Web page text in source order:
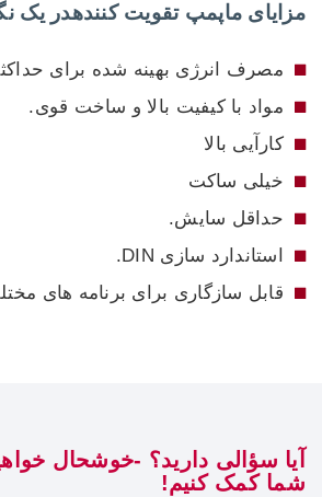
مزایای ماپمپ تقویت کنندهدر یک
مصرف انرژی بهینه شده برای
مواد با کیفیت بالا و ساخت قوی.
کارآیی بالا
خیلی ساکت
حداقل سایش.
استاندارد سازی DIN.
قابل سازگاری برای برنامه های
آیا سؤالی دارید؟ -خوشحال
شما کمک کنیم!